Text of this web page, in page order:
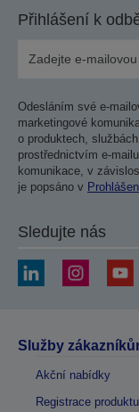
Přihlášení k
Odesláním své e-
marketingové
o produktech,
prostřednictvím e-
komunikace, v
je popsáno v
Sledujte nás
Služby
Akční nabídky
Registrace produktu